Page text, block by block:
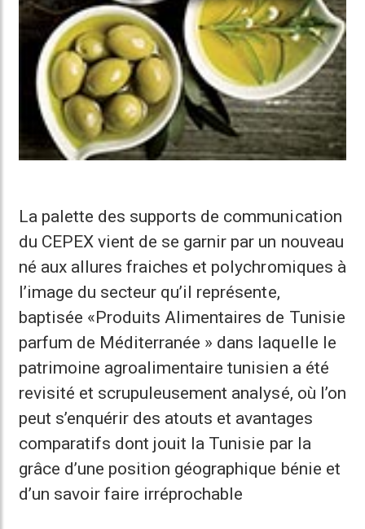
La palette des supports de communication
du CEPEX vient de se garnir par un nouveau
né aux allures fraiches et polychromiques à
l’image du secteur qu’il représente,
baptisée «Produits Alimentaires de Tunisie
parfum de Méditerranée » dans laquelle le
patrimoine agroalimentaire tunisien a été
revisité et scrupuleusement analysé, où l’on
peut s’enquérir des atouts et avantages
comparatifs dont jouit la Tunisie par la
grâce d’une position géographique bénie et
d’un savoir faire irréprochable